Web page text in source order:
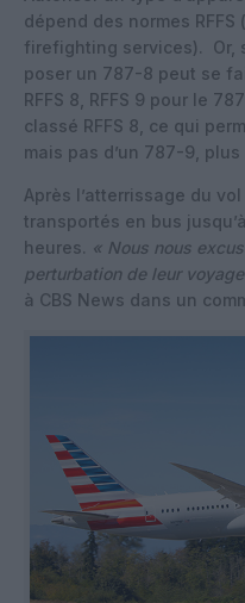
dépend des normes
firefighting services). Or,
poser un 787-8 peut se
RFFS 8, RFFS 9 pour le
classé RFFS 8, ce qui
mais pas d’un 787-9, plus
Après l’atterrissage du
transportés en bus
heures. « Nous nous
perturbation de leur voyage
à CBS News dans un